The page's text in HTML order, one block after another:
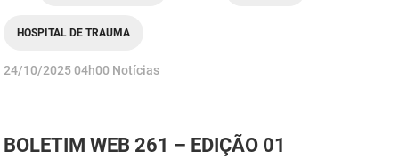
HOSPITAL DE TRAUMA
publicado
24/10/202504h00 Notícias
BOLETIM WEB 261 – EDIÇÃO 01